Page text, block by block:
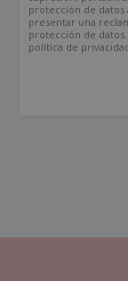
protección de datos
presentar una
protección de
política de